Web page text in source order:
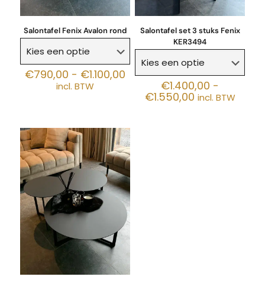
Salontafel Fenix Avalon rond
€790,00 - €1.100,00Prijsklasse:
€790,00
incl. BTW
Salontafel set 3 stuks Fenix
KER3494
€1.400,00 -
€1.550,00Prijsklasse:
incl. BTW